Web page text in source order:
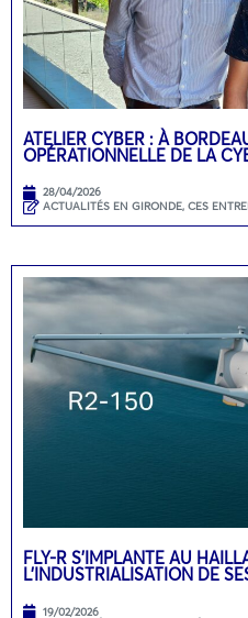
ATELIER CYBER : À
OPÉRATIONNELLE DE LA
28/04/2026
ACTUALITÉS EN GIRONDE, CES
FLY-R S’IMPLANTE AU
L’INDUSTRIALISATION DE
19/02/2026